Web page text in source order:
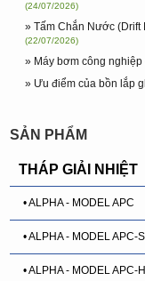
(24/07/2026)
» Tấm Chắn Nước (Drift
(22/07/2026)
» Máy bơm công
» Ưu điểm của bồn lắp
SẢN PHẨM
THÁP GIẢI NHIỆT
• ALPHA - MODEL APC
• ALPHA - MODEL APC-S
• ALPHA - MODEL APC-H